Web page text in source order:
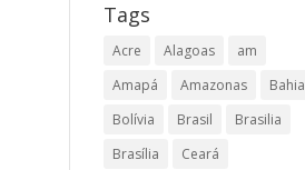
Tags
Acre Alagoas
am
Amapá
Amazonas
Bahia
Bolívia
Brasil
Brasilia
Brasília
Ceará